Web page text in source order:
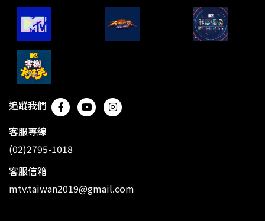
追蹤我們
客服專線
(02)2795-1018
客服信箱
mtv.taiwan2019@gmail.com